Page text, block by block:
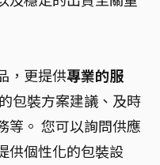
，更提供專業的服
包裝方案建議、及時
等。 您可以詢問供應
供個性化的包裝設